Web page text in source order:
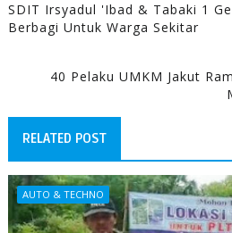
SDIT Irsyadul 'Ibad & Tabaki 1
Berbagi Untuk Warga Sekitar
40 Pelaku UMKM Jakut
RELATED POST
AUTO & TECHNO